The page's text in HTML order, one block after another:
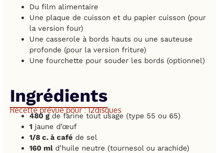
Du film alimentaire
Une plaque de cuisson et du papier cuisson (pour
la version four)
Une casserole à bords hauts ou une sauteuse
profonde (pour la version friture)
Une fourchette pour souder les bords (optionnel)
Ingrédients
Recette prévue pour : 12disques
480 gde farine tout usage (type 55 ou 65)
1 jaune d’œuf
1/8 c. à café de sel
160 ml d’huile neutre (tournesol ou arachide)